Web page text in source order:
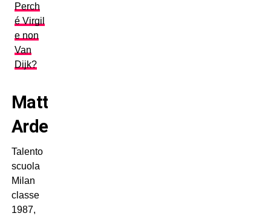
Perch
é Virgil
e non
Van
Dijk?
Matteo
Ardemagni
Talento
scuola
Milan
classe
1987,